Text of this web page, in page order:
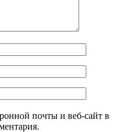
почты и веб-сайт в